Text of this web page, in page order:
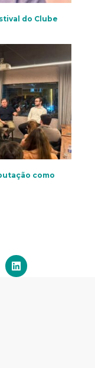
do Clube
como